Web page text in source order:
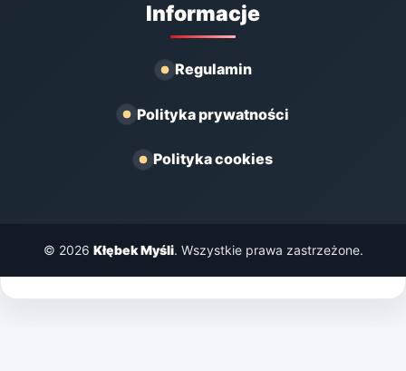
Informacje
Regulamin
Polityka prywatności
Polityka cookies
© 2026 Kłębek Myśli. Wszystkie prawa zastrzeżone.